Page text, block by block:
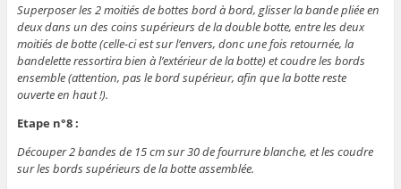
Superposer les 2 moitiés de bottes bord à bord, glisser la bande pliée en
deux dans un des coins supérieurs de la double botte, entre les deux
moitiés de botte (celle-ci est sur l’envers, donc une fois retournée, la
bandelette ressortira bien à l’extérieur de la botte) et coudre les bords
ensemble (attention, pas le bord supérieur, afin que la botte reste
ouverte en haut !).
Etape n°8 :
Découper 2 bandes de 15 cm sur 30 de fourrure blanche, et les coudre
sur les bords supérieurs de la botte assemblée.